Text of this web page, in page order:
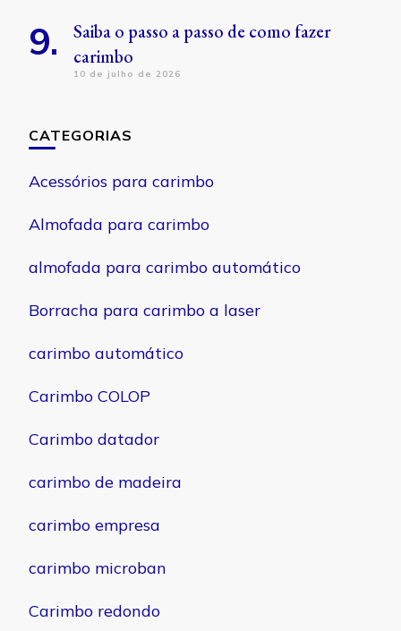
Saiba o passo a passo de como fazer
carimbo
10 de julho de 2026
CATEGORIAS
Acessórios para carimbo
Almofada para carimbo
almofada para carimbo automático
Borracha para carimbo a laser
carimbo automático
Carimbo COLOP
Carimbo datador
carimbo de madeira
carimbo empresa
carimbo microban
Carimbo redondo